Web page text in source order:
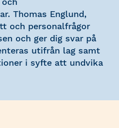
Thomas Englund,
och personalfrågor
och ger dig svar på
utifrån lag samt
i syfte att undvika